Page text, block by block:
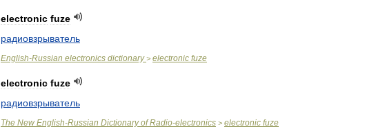
electronic fuze
радиовзрыватель
English-Russian electronics dictionary > electronic fuze
electronic fuze
радиовзрыватель
The New English-Russian Dictionary of Radio-electronics > electronic fuze